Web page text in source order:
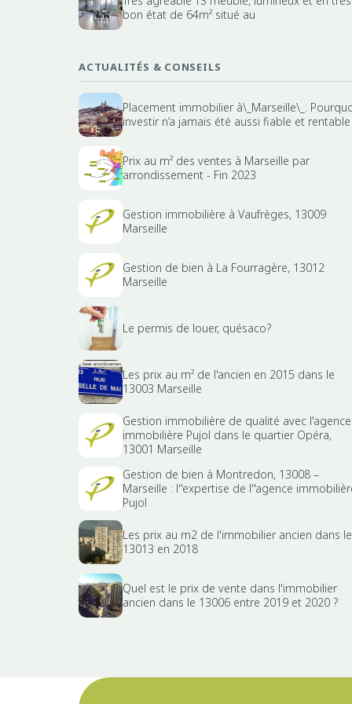
bon état de 64m² situé au
ACTUALITÉS & CONSEILS
Placement immobilier à\_Marseille\_:
investir n’a jamais été aussi fiable et rentable
Prix au m² des ventes à Marseille par
arrondissement - Fin 2023
Gestion immobilière à Vaufrèges, 13009
Marseille
Gestion de bien à La Fourragère, 13012
Marseille
Le permis de louer, quésaco?
Les prix au m² de l'ancien en 2015 dans le
13003 Marseille
Gestion immobilière de qualité avec l'agence
immobilière Pujol dans le quartier Opéra,
13001 Marseille
Gestion de bien à Montredon, 13008 –
Marseille : l''expertise de l''agence
Pujol
Les prix au m2 de l'immobilier ancien dans le
13013 en 2018
Quel est le prix de vente dans l'immobilier
ancien dans le 13006 entre 2019 et 2020 ?